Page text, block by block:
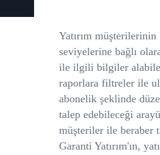
Yatırım
seviyelerine bağlı
ile ilgili bilgiler
raporlara filtreler ile
abonelik şeklinde
talep edebileceği
müşteriler ile beraber
Garanti Yatırım'ın,